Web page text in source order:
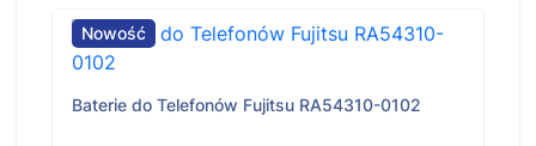
Nowość
Baterie do Telefonów Fujitsu RA54310-0102